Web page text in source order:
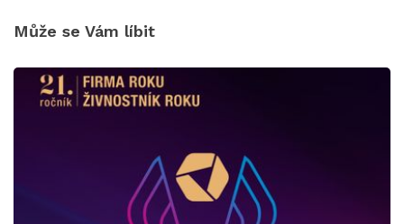
Může se Vám líbit